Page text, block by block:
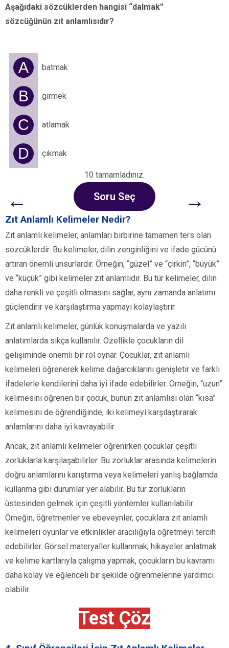
Aşağıdaki sözcüklerden hangisi “dalmak”
sözcüğünün zıt anlamlısıdır?
A batmak
B girmek
C atlamak
D çıkmak
10 tamamladınız.
← Soru Seç →
Zıt Anlamlı Kelimeler Nedir?
Zıt anlamlı kelimeler, anlamları birbirine tamamen ters olan
sözcüklerdir. Bu kelimeler, dilin zenginliğini ve ifade gücünü
artıran önemli unsurlardır. Örneğin, “güzel” ve “çirkin”, “büyük”
ve “küçük” gibi kelimeler zıt anlamlıdır. Bu tür kelimeler, dilin
daha renkli ve çeşitli olmasını sağlar, aynı zamanda anlatımı
güçlendirir ve karşılaştırma yapmayı kolaylaştırır.
Zıt anlamlı kelimeler, günlük konuşmalarda ve yazılı
anlatımlarda sıkça kullanılır. Özellikle çocukların dil
gelişiminde önemli bir rol oynar. Çocuklar, zıt anlamlı
kelimeleri öğrenerek kelime dağarcıklarını genişletir ve farklı
ifadelerle kendilerini daha iyi ifade edebilirler. Örneğin, “uzun”
kelimesini öğrenen bir çocuk, bunun zıt anlamlısı olan “kısa”
kelimesini de öğrendiğinde, iki kelimeyi karşılaştırarak
anlamlarını daha iyi kavrayabilir.
Ancak, zıt anlamlı kelimeler öğrenirken çocuklar çeşitli
zorluklarla karşılaşabilirler. Bu zorluklar arasında kelimelerin
doğru anlamlarını karıştırma veya kelimeleri yanlış bağlamda
kullanma gibi durumlar yer alabilir. Bu tür zorlukların
üstesinden gelmek için çeşitli yöntemler kullanılabilir.
Örneğin, öğretmenler ve ebeveynler, çocuklara zıt anlamlı
kelimeleri oyunlar ve etkinlikler aracılığıyla öğretmeyi tercih
edebilirler. Görsel materyaller kullanmak, hikayeler anlatmak
ve kelime kartlarıyla çalışma yapmak, çocukların bu kavramı
daha kolay ve eğlenceli bir şekilde öğrenmelerine yardımcı
olabilir.
Test Çöz